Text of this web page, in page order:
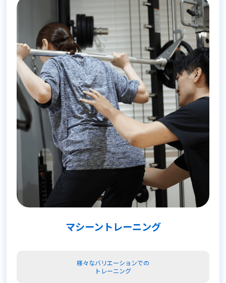
マシーントレーニング
様々なバリエーションでの
トレーニング